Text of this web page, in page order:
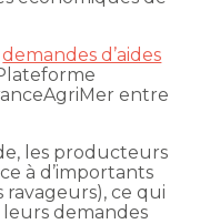
demandes d’aides
entre
les producteurs
à d’importants
ravageurs), ce qui
demandes